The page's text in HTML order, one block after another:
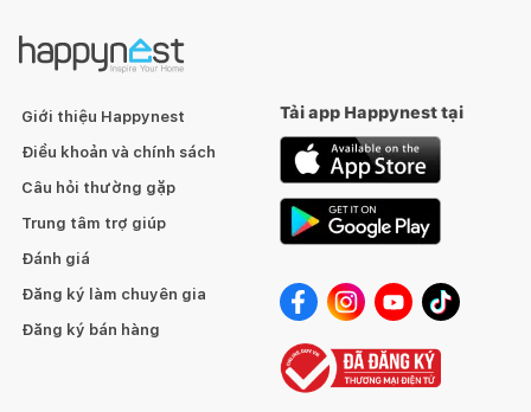
Giới thiệu Happynest
Điều khoản và chính sách
Câu hỏi thường gặp
Trung tâm trợ giúp
Đánh giá
Đăng ký làm chuyên gia
Đăng ký bán hàng
Tải app Happynest tại